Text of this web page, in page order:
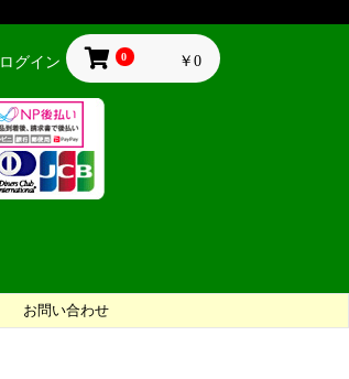
ログイン 0 ￥0
お問い合わせ